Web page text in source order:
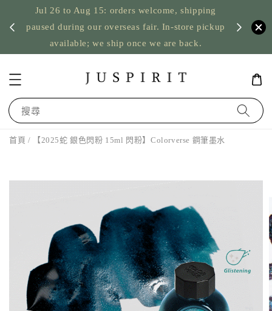
Jul 26 to Aug 15: orders welcome, shipping
paused during our overseas fair. In-store pickup
available; we ship once we are back.
US
搜尋
首頁 / 【2025蛇 銀色閃粉 15ml 閃粉】Colorverse 鋼筆墨水